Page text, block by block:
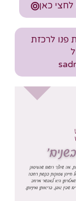
כאן
פנו לרכזת